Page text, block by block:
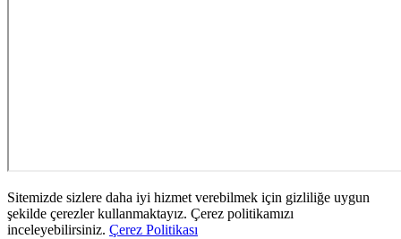
Sitemizde sizlere daha iyi hizmet verebilmek için gizliliğe uygun
şekilde çerezler kullanmaktayız. Çerez politikamızı
inceleyebilirsiniz. Çerez Politikası